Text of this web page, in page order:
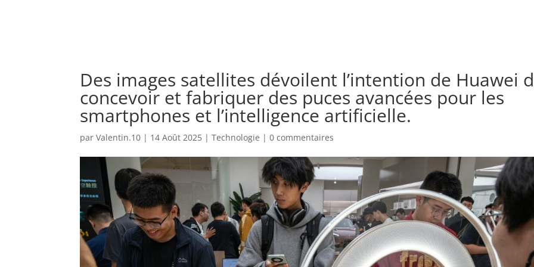
Des images satellites dévoilent l’intention de Huawei
concevoir et fabriquer des puces avancées pour les
smartphones et l’intelligence artificielle.
parValentin.10 | 14 Août 2025 |Technologie |0 commentaires